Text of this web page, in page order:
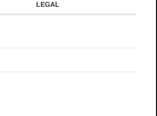
LEGAL